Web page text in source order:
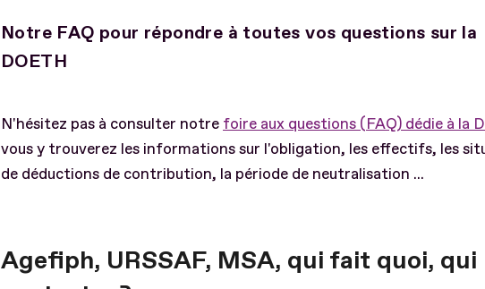
Notre FAQ pour répondre à toutes vos questions sur la
DOETH
N'hésitez pas à consulter notre foire aux questions (FAQ) dédie à la
vous y trouverez les informations sur l'obligation, les effectifs, les
de déductions de contribution, la période de neutralisation ...
Agefiph, URSSAF, MSA, qui fait quoi, qui